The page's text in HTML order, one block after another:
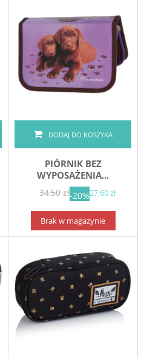
DODAJ DO KOSZYKA
PIÓRNIK BEZ
WYPOSAŻENIA...
34,50 zł-20%27,60 zł
Brak w magazynie